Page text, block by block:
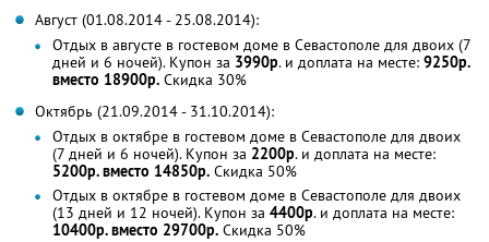
Август (01.08.2014 - 25.08.2014):
Отдых в августе в гостевом доме в Севастополе для двоих (7
дней и 6 ночей). Купон за 3990р. и доплата на месте: 9250р.
вместо 18900р. Скидка 30%
Октябрь (21.09.2014 - 31.10.2014):
Отдых в октябре в гостевом доме в Севастополе для двоих
(7 дней и 6 ночей). Купон за 2200р. и доплата на месте:
5200р. вместо 14850р. Скидка 50%
Отдых в октябре в гостевом доме в Севастополе для двоих
(13 дней и 12 ночей). Купон за 4400р. и доплата на месте:
10400р. вместо 29700р. Скидка 50%